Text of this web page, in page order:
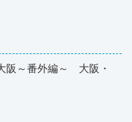
阪～番外編～ 大阪・